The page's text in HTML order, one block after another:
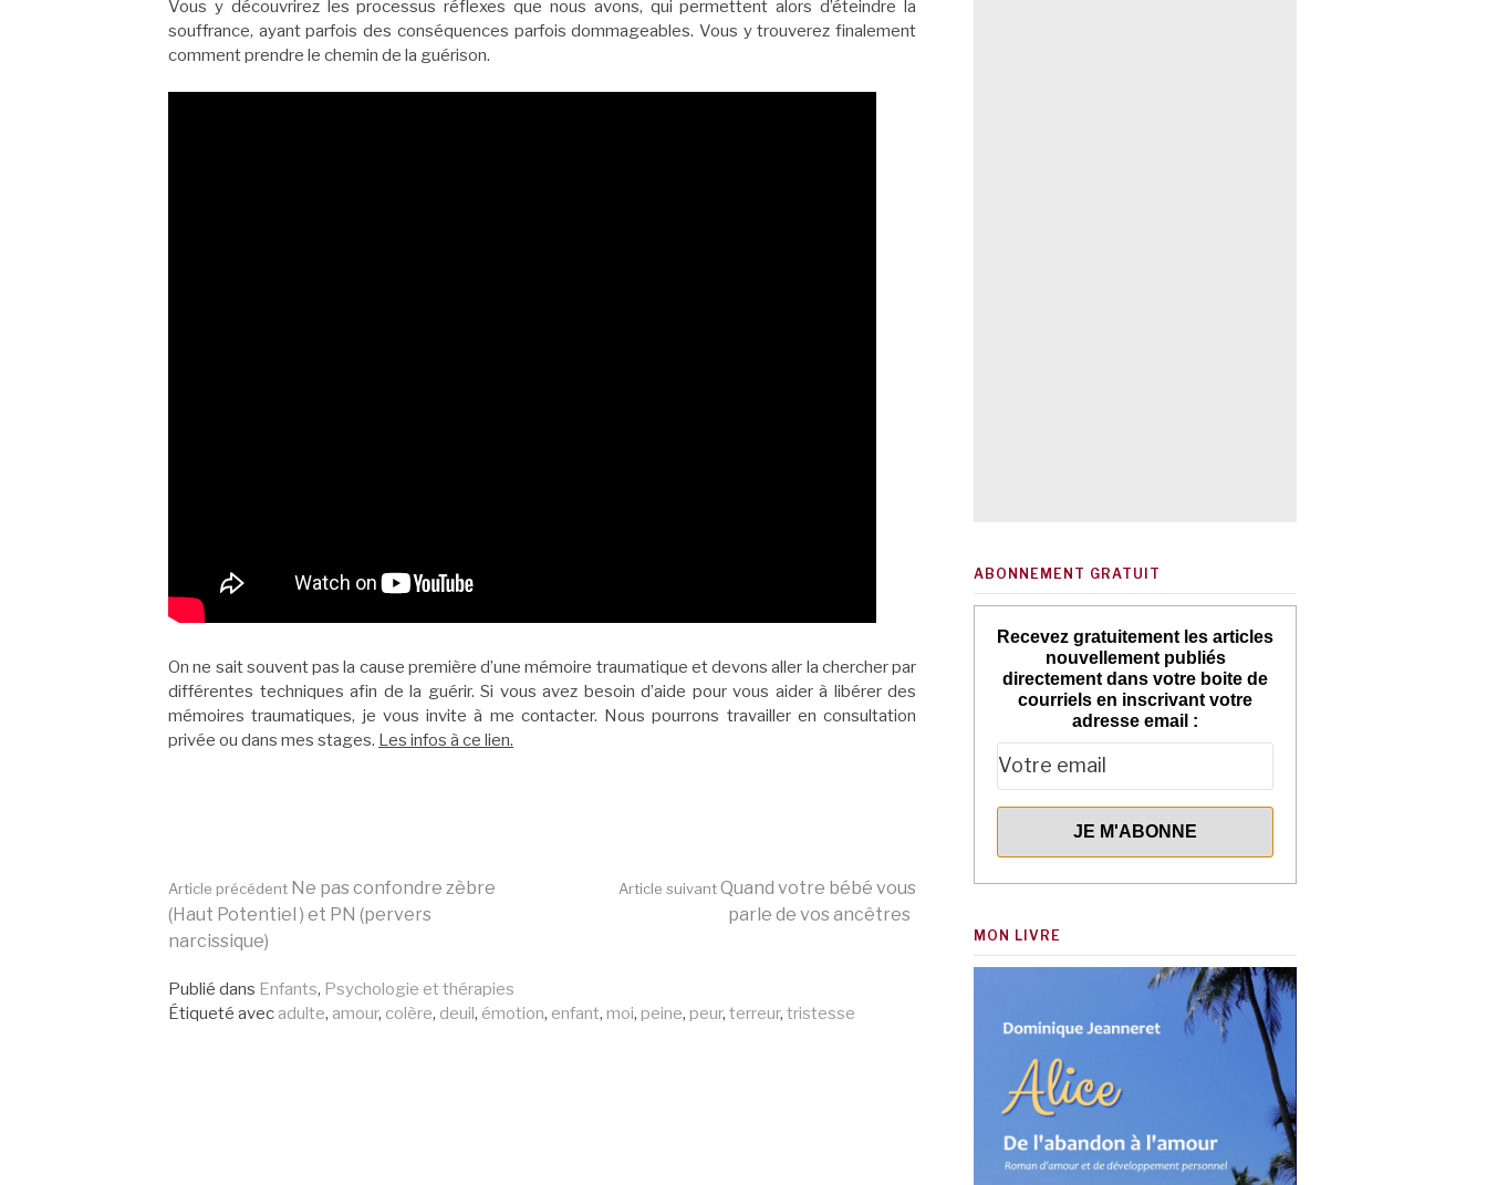
Vous y découvrirez les processus réflexes que nous avons, qui permettent alors d’éteindre la
souffrance, ayant parfois des conséquences parfois dommageables. Vous y trouverez finalement
comment prendre le chemin de la guérison.
On ne sait souvent pas la cause première d’une mémoire traumatique et devons aller la chercher par
différentes techniques afin de la guérir. Si vous avez besoin d’aide pour vous aider à libérer des
mémoires traumatiques, je vous invite à me contacter. Nous pourrons travailler en consultation
privée ou dans mes stages. Les infos à ce lien.
Lire
la
Article précédent Ne pas confondre zèbre
(Haut Potentiel ) et PN (pervers
narcissique)
Article suivantQuand votre bébé vous
parle de vos ancêtres
Publié dans Enfants, Psychologie et thérapies
Étiqueté avec adulte, amour, colère, deuil, émotion, enfant, moi, peine, peur, terreur, tristesse
ABONNEMENT GRATUIT
Recevez gratuitement les articles
nouvellement publiés
directement dans votre boite de
courriels en inscrivant votre
adresse email :
MON LIVRE